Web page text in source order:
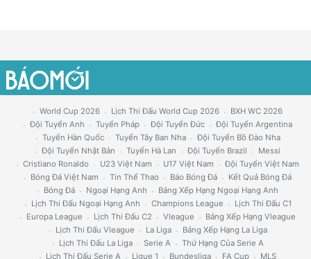
World Cup 2026 Lịch Thi Đấu World Cup 2026
BXH WC 2026
Đội Tuyển Anh
Tuyển Pháp Đội Tuyển Đức
Đội Tuyển Argentina
Tuyển Hàn Quốc
Tuyển Tây Ban Nha
Đội Tuyển Bồ Đào Nha
Đội Tuyển Nhật Bản
Tuyển Hà Lan Đội Tuyển Brazil
Messi
Cristiano Ronaldo
U23 Việt Nam U17 Việt Nam
Đội Tuyển Việt Nam
Bóng Đá Việt Nam
Tin Thể Thao Báo Bóng Đá
Kết Quả Bóng Đá
Bóng Đá
Ngoại Hạng Anh
Bảng Xếp Hạng Ngoại Hạng Anh
Lịch Thi Đấu Ngoại Hạng Anh
Champions League
Lịch Thi Đấu C1
Europa League
Lịch Thi Đấu C2 Vleague
Bảng Xếp Hạng Vleague
Lịch Thi Đấu Vleague
La Liga
Bảng Xếp Hạng La Liga
Lịch Thi Đấu La Liga
Serie A
Thứ Hạng Của Serie A
Lịch Thi Đấu Serie A
Ligue 1 Bundesliga FA Cup MLS